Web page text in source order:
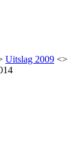
Uitslag 2009 <>